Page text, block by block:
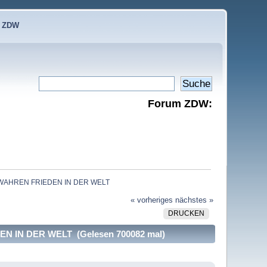
Forum ZDW:
FRIEDEN IN DER WELT
« vorheriges nächstes »
DRUCKEN
IN DER WELT (Gelesen 700082 mal)